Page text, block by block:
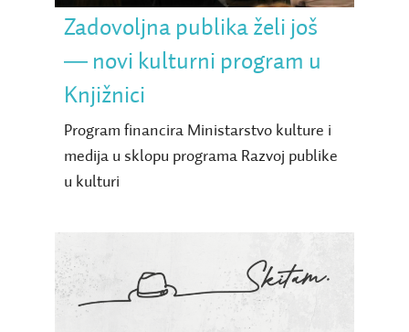
Zadovoljna publika želi još
― novi kulturni program u
Knjižnici
Program financira Ministarstvo kulture i
medija u sklopu programa Razvoj publike
u kulturi
Sudjeluj u natječaju za
najbolji putopis i osvoji